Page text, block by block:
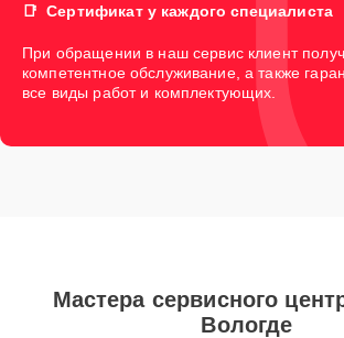
Сертификат у каждого специалиста
При обращении в наш сервис клиент
компетентное обслуживание, а также
все виды работ и комплектующих.
Мастера сервисного
Вологде